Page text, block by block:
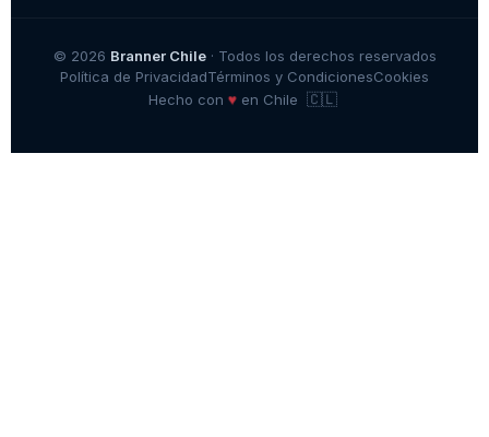
© 2026 Branner Chile· Todos los derechos reservados
Política de PrivacidadTérminos y CondicionesCookies
Hecho con ♥en Chile 🇨🇱